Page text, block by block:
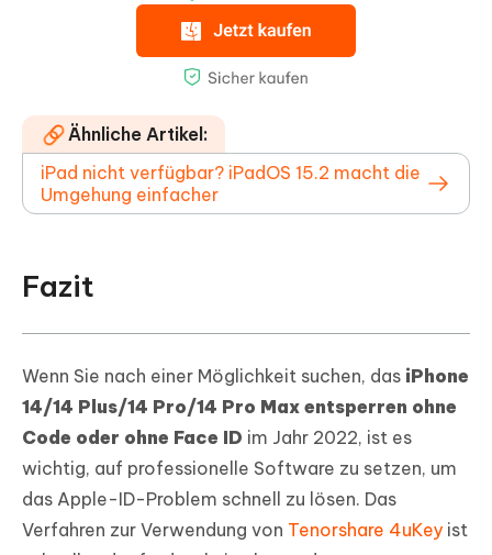
Ähnliche Artikel:
iPad nicht verfügbar? iPadOS 15.2 macht die
Umgehung einfacher
Fazit
Wenn Sie nach einer Möglichkeit suchen, das iPhone
14/14 Plus/14 Pro/14 Pro Max entsperren ohne
Code oder ohne Face ID im Jahr 2022, ist es
wichtig, auf professionelle Software zu setzen, um
das Apple-ID-Problem schnell zu lösen. Das
Verfahren zur Verwendung von Tenorshare 4uKey ist